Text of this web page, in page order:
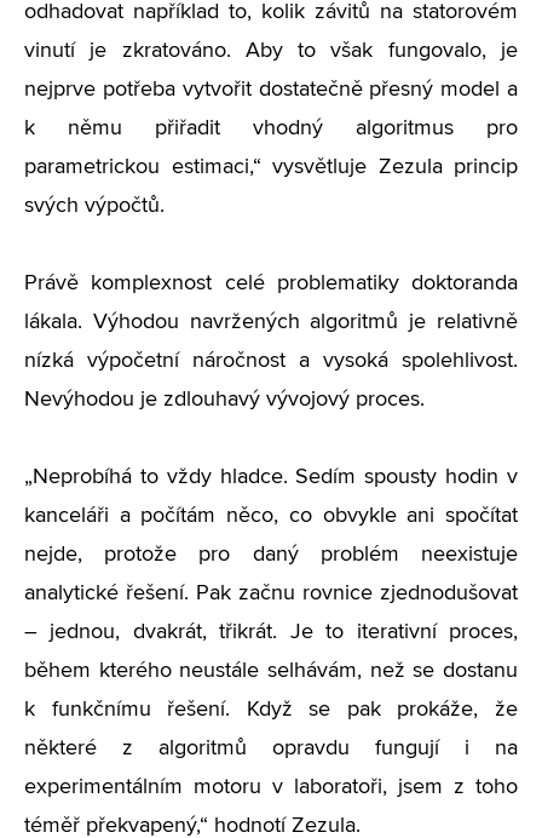
odhadovat například to, kolik závitů na statorovém
vinutí je zkratováno. Aby to však fungovalo, je
nejprve potřeba vytvořit dostatečně přesný model a
k němu přiřadit vhodný algoritmus pro
parametrickou estimaci,“ vysvětluje Zezula princip
svých výpočtů.
Právě komplexnost celé problematiky doktoranda
lákala. Výhodou navržených algoritmů je relativně
nízká výpočetní náročnost a vysoká spolehlivost.
Nevýhodou je zdlouhavý vývojový proces.
„Neprobíhá to vždy hladce. Sedím spousty hodin v
kanceláři a počítám něco, co obvykle ani spočítat
nejde, protože pro daný problém neexistuje
analytické řešení. Pak začnu rovnice zjednodušovat
– jednou, dvakrát, třikrát. Je to iterativní proces,
během kterého neustále selhávám, než se dostanu
k funkčnímu řešení. Když se pak prokáže, že
některé z algoritmů opravdu fungují i na
experimentálním motoru v laboratoři, jsem z toho
téměř překvapený,“ hodnotí Zezula.